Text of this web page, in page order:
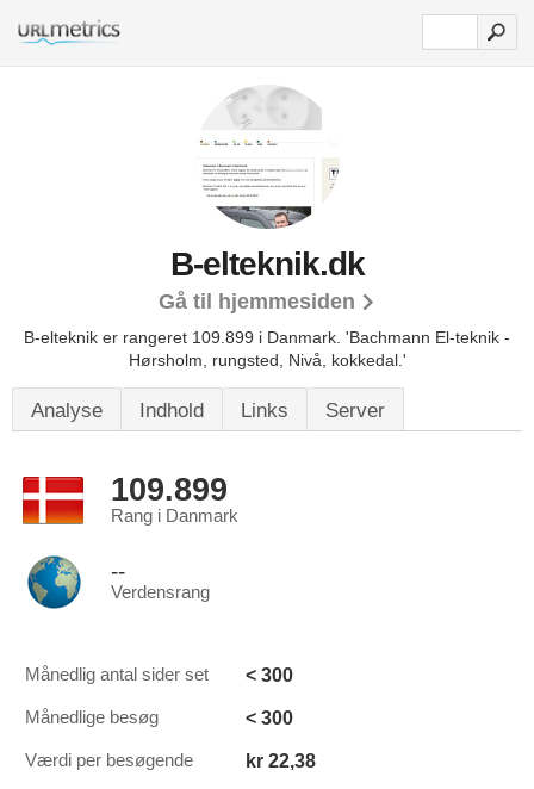
B-elteknik.dk
Gå til hjemmesiden
B-elteknik er rangeret 109.899 i Danmark. 'Bachmann El-teknik -
Hørsholm, rungsted, Nivå, kokkedal.'
Analyse Indhold Links Server
109.899
Rang i Danmark
--
Verdensrang
Månedlig antal sider set < 300
Månedlige besøg < 300
Værdi per besøgende kr 22,38